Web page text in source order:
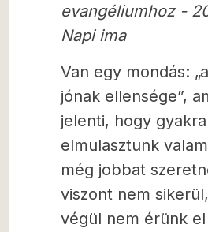
evangéliumhoz -
Napi ima
Van egy mondás:
jónak ellensége”,
jelenti, hogy
elmulasztunk
még jobbat
viszont nem
végül nem érünk